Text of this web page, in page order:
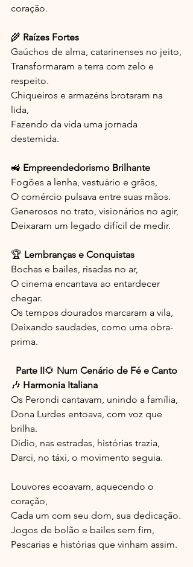
coração.
🌾 Raízes Fortes
Gaúchos de alma, catarinenses no jeito,
Transformaram a terra com zelo e
respeito.
Chiqueiros e armazéns brotaram na
lida,
Fazendo da vida uma jornada
destemida.
🚜 Empreendedorismo Brilhante
Fogões a lenha, vestuário e grãos,
O comércio pulsava entre suas mãos.
Generosos no trato, visionários no agir,
Deixaram um legado difícil de medir.
🏆 Lembranças e Conquistas
Bochas e bailes, risadas no ar,
O cinema encantava ao entardecer
chegar.
Os tempos dourados marcaram a vila,
Deixando saudades, como uma obra-
prima.
Parte II🌻 Num Cenário de Fé e Canto
🎶 Harmonia Italiana
Os Perondi cantavam, unindo a família,
Dona Lurdes entoava, com voz que
brilha.
Didio, nas estradas, histórias trazia,
Darci, no táxi, o movimento seguia.
Louvores ecoavam, aquecendo o
coração,
Cada um com seu dom, sua dedicação.
Jogos de bolão e bailes sem fim,
Pescarias e histórias que vinham assim.